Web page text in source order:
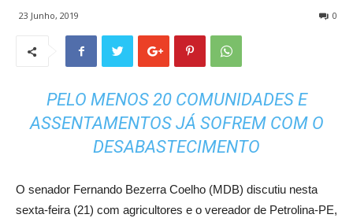
23 Junho, 2019 0
PELO MENOS 20 COMUNIDADES E
ASSENTAMENTOS JÁ SOFREM COM O
DESABASTECIMENTO
O senador Fernando Bezerra Coelho (MDB) discutiu nesta
sexta-feira (21) com agricultores e o vereador de Petrolina-PE,